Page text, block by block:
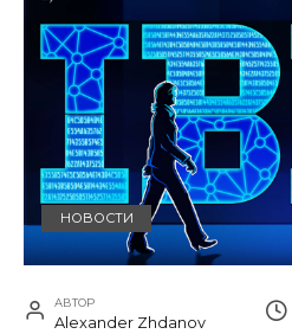
НОВОСТИ
АВТОР
Alexander Zhdanov